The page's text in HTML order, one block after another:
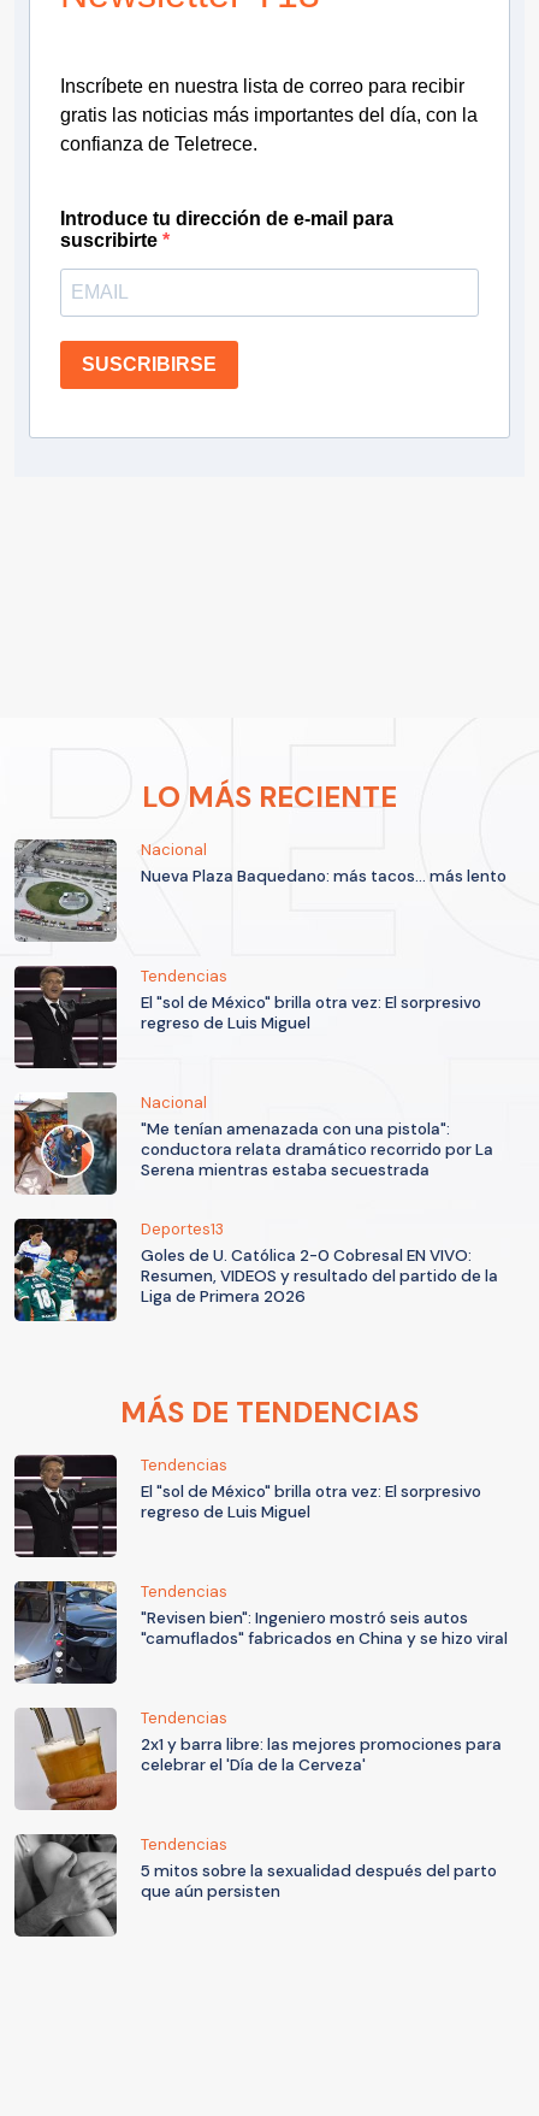
Inscríbete en nuestra lista de correo para recibir
gratis las noticias más importantes del día, con la
confianza de Teletrece.
Introduce tu dirección de e-mail para
suscribirte
SUSCRIBIRSE
LO MÁS RECIENTE
Nacional
Nueva Plaza Baquedano: más tacos... más lento
Tendencias
El "sol de México" brilla otra vez: El sorpresivo
regreso de Luis Miguel
Nacional
"Me tenían amenazada con una pistola":
conductora relata dramático recorrido por La
Serena mientras estaba secuestrada
Deportes13
Goles de U. Católica 2-0 Cobresal EN VIVO:
Resumen, VIDEOS y resultado del partido de la
Liga de Primera 2026
MÁS DE TENDENCIAS
Tendencias
El "sol de México" brilla otra vez: El sorpresivo
regreso de Luis Miguel
Tendencias
"Revisen bien": Ingeniero mostró seis autos
"camuflados" fabricados en China y se hizo viral
Tendencias
2x1 y barra libre: las mejores promociones para
celebrar el 'Día de la Cerveza'
Tendencias
5 mitos sobre la sexualidad después del parto
que aún persisten